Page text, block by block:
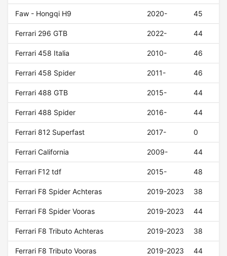
Faw - Hongqi H9 2020- 45
Ferrari 296 GTB 2022- 44
Ferrari 458 Italia 2010- 46
Ferrari 458 Spider 2011- 46
Ferrari 488 GTB 2015- 44
Ferrari 488 Spider 2016- 44
Ferrari 812 Superfast 2017- 0
Ferrari California 2009- 44
Ferrari F12 tdf 2015- 48
Ferrari F8 Spider Achteras 2019-2023 38
Ferrari F8 Spider Vooras 2019-2023 44
Ferrari F8 Tributo Achteras 2019-2023 38
Ferrari F8 Tributo Vooras 2019-2023 44